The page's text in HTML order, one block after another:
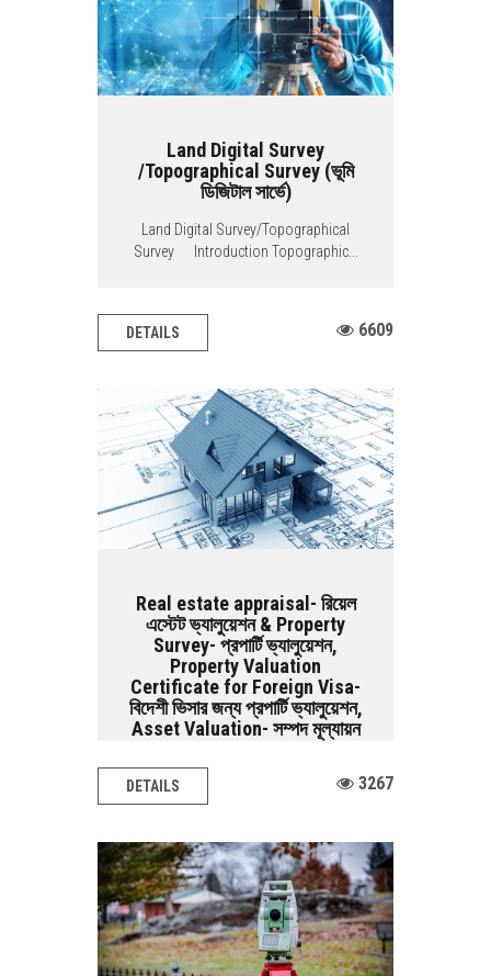
Land Digital Survey
/Topographical Survey (ভূমি
ডিজিটাল সার্ভে)
Land Digital Survey/Topographical
Survey Introduction Topographic...
DETAILS 6609
Real estate appraisal- রিয়েল
এস্টেট ভ্যালুয়েশন & Property
Survey- প্রপার্টি ভ্যালুয়েশন,
Property Valuation
Certificate for Foreign Visa-
বিদেশী ভিসার জন্য প্রপার্টি ভ্যালুয়েশন,
Asset Valuation- সম্পদ মূল্যায়ন
Architectural Design BASIC SERVICES:
Land Survey Road Survey Railway
Survey Airport...
DETAILS 3267